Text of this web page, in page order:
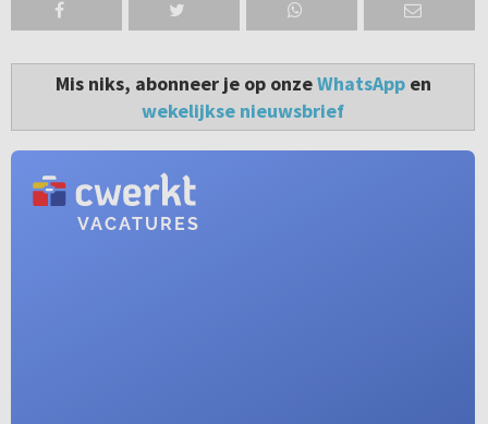
Mis niks, abonneer je op onzeWhatsAppen
wekelijkse nieuwsbrief